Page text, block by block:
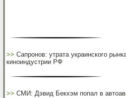
>>Сапронов: утрата украинского
киноиндустрии РФ
>>СМИ: Дэвид Бекхэм попал в